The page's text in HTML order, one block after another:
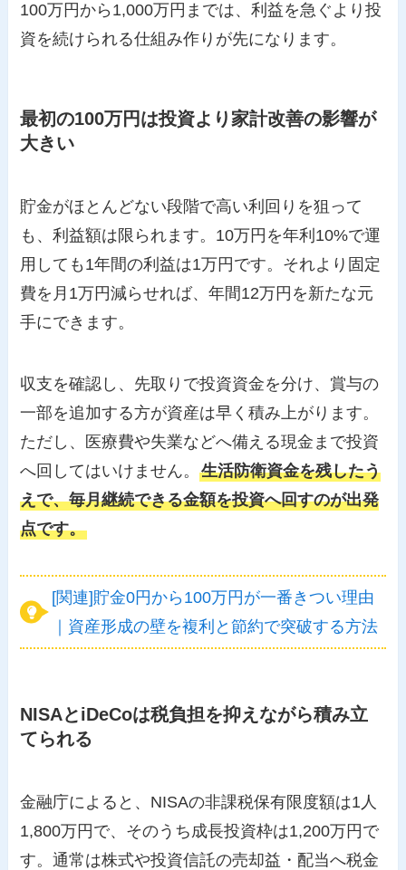
100万円から1,000万円までは、利益を急ぐより投
資を続けられる仕組み作りが先になります。
最初の100万円は投資より家計改善の影響が
大きい
貯金がほとんどない段階で高い利回りを狙って
も、利益額は限られます。10万円を年利10%で運
用しても1年間の利益は1万円です。それより固定
費を月1万円減らせれば、年間12万円を新たな元
手にできます。
収支を確認し、先取りで投資資金を分け、賞与の
一部を追加する方が資産は早く積み上がります。
ただし、医療費や失業などへ備える現金まで投資
へ回してはいけません。生活防衛資金を残したう
えで、毎月継続できる金額を投資へ回すのが出発
点です。
[関連]貯金0円から100万円が一番きつい理由
｜資産形成の壁を複利と節約で突破する方法
NISAとiDeCoは税負担を抑えながら積み立
てられる
金融庁によると、NISAの非課税保有限度額は1人
1,800万円で、そのうち成長投資枠は1,200万円で
す。通常は株式や投資信託の売却益・配当へ税金